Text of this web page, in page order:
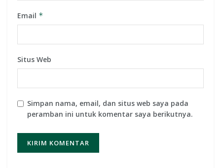
Email *
Situs Web
Simpan nama, email, dan situs web saya pada
peramban ini untuk komentar saya berikutnya.